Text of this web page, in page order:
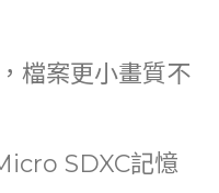
檔案更小畫質不
SDXC記憶